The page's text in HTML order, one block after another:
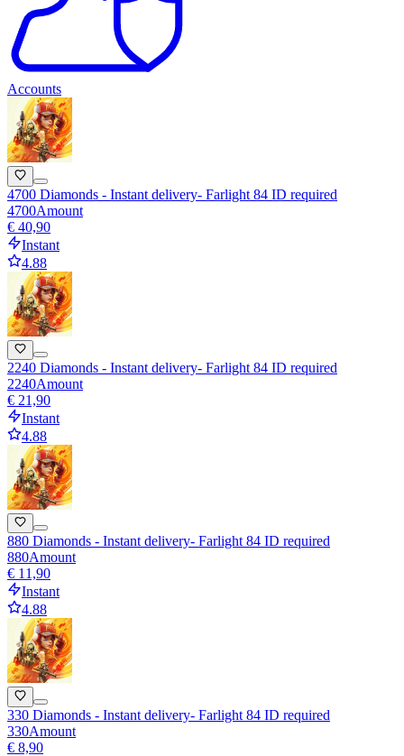
Accounts
4700 Diamonds - Instant delivery- Farlight 84 ID required
4700Amount
€ 40,90
Instant
4.88
2240 Diamonds - Instant delivery- Farlight 84 ID required
2240Amount
€ 21,90
Instant
4.88
880 Diamonds - Instant delivery- Farlight 84 ID required
880Amount
€ 11,90
Instant
4.88
330 Diamonds - Instant delivery- Farlight 84 ID required
330Amount
€ 8,90